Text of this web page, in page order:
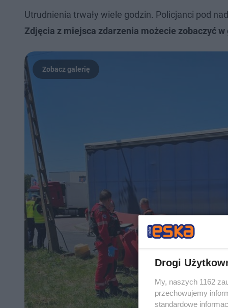
Utrudnienia trwały wiele godzin. Policjanci pod
Zdjęcia z miejsca zdarzenia możecie zobaczyć
Drogi
My, naszych 1162
przechowujemy
standardowe